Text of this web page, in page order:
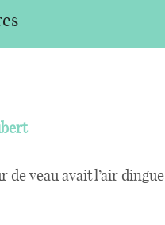
de veau avait l’air dingue